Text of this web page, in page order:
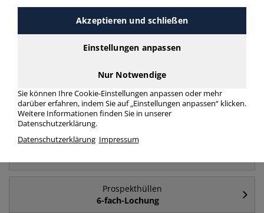
Häufig gesucht
A4
Prospekthüllen
A5
Prospekthüllen
Prospekthüllen
6-fach-Lochung
Akzeptieren und schließen
Einstellungen anpassen
Nur Notwendige
Sie können Ihre Cookie-Einstellungen anpassen oder mehr
darüber erfahren, indem Sie auf „Einstellungen anpassen“ klicken.
Weitere Informationen finden Sie in unserer
Datenschutzerklärung.
Datenschutzerklärung Impressum